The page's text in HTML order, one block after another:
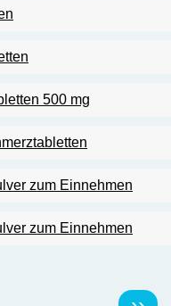
500 mg
zum Einnehmen
zum Einnehmen